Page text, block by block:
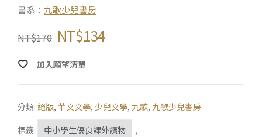
書系： 九歌少兒書房
NT$170 NT$134
加入願望清單
分類: 絕版, 華文文學, 少兒文學, 九歌, 九歌少兒書房
標籤:
中小學生優良課外讀物
,